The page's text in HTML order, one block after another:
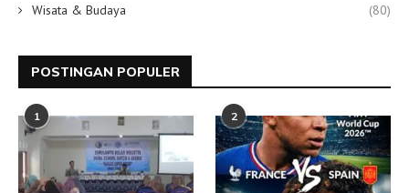
Wisata & Budaya (80)
POSTINGAN POPULER
1 2